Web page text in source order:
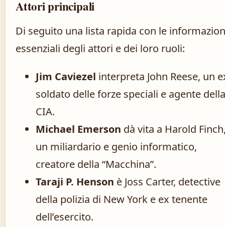
Attori principali
Di seguito una lista rapida con le
essenziali degli attori e dei loro ruoli:
Jim Caviezel interpreta John Reese, un
soldato delle forze speciali e agente della
CIA.
Michael Emerson dà vita a Harold
un miliardario e genio informatico,
creatore della “Macchina”.
Taraji P. Henson è Joss Carter, detective
della polizia di New York e ex tenente
dell’esercito.